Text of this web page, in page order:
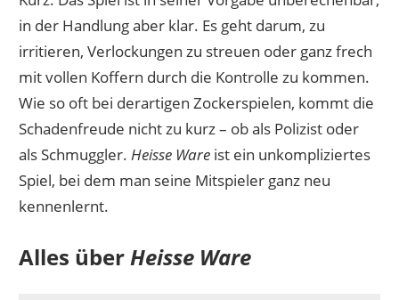
in der Handlung aber klar. Es geht darum, zu
irritieren, Verlockungen zu streuen oder ganz frech
mit vollen Koffern durch die Kontrolle zu kommen.
Wie so oft bei derartigen Zockerspielen, kommt die
Schadenfreude nicht zu kurz – ob als Polizist oder
als Schmuggler.Heisse Ware ist ein unkompliziertes
Spiel, bei dem man seine Mitspieler ganz neu
kennenlernt.
Alles über Heisse Ware